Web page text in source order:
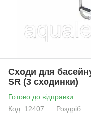
Сходи для
SR (3 сходинки)
Готово до відправки
Код: 12407
Роздріб